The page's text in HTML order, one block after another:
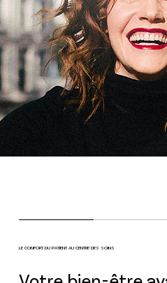
LE CONFORT DU PATIENT AU CENTRE DES SOINS